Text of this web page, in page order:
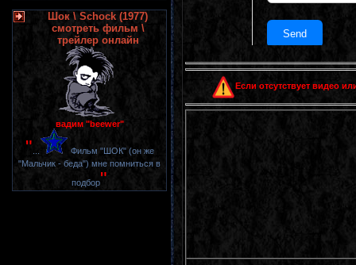
Шок \ Schock (1977)
смотреть фильм \
трейлер онлайн
вадим "beewer"
"
Фильм "ШОК" (он же
"Мальчик - беда") мне помниться в
подбор"
Если отсутствует видео